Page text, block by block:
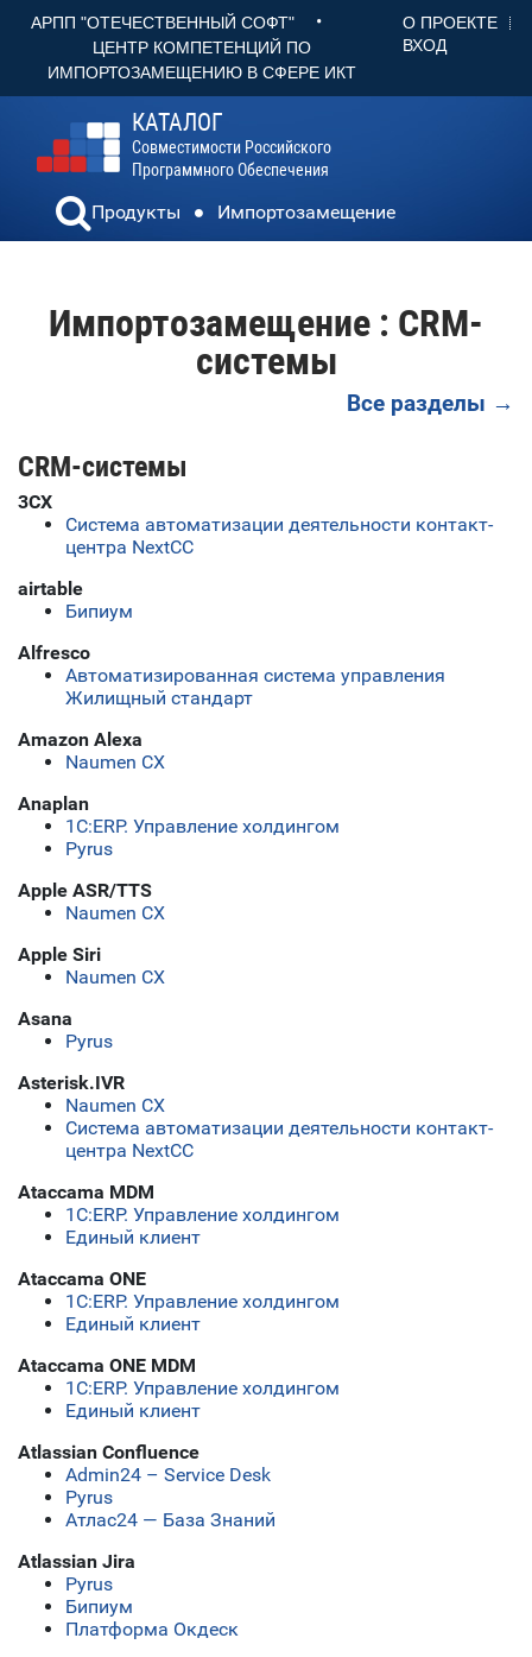
АРПП "ОТЕЧЕСТВЕННЫЙ СОФТ" •
ЦЕНТР КОМПЕТЕНЦИЙ ПО
ИМПОРТОЗАМЕЩЕНИЮ В СФЕРЕ ИКТ
О ПРОЕКТЕ
ВХОД
КАТАЛОГ
Совместимости Российского
Программного Обеспечения
Продукты Импортозамещение
Импортозамещение : CRM-
системы
Все разделы →
CRM-системы
3CX
Система автоматизации деятельности контакт-
центра NextCC
airtable
Бипиум
Alfresco
Автоматизированная система управления
Жилищный стандарт
Amazon Alexa
Naumen CX
Anaplan
1С:ERP. Управление холдингом
Pyrus
Apple ASR/TTS
Naumen CX
Apple Siri
Naumen CX
Asana
Pyrus
Asterisk.IVR
Naumen CX
Система автоматизации деятельности контакт-
центра NextCC
Ataccama MDM
1С:ERP. Управление холдингом
Единый клиент
Ataccama ONE
1С:ERP. Управление холдингом
Единый клиент
Ataccama ONE MDM
1С:ERP. Управление холдингом
Единый клиент
Atlassian Confluence
Admin24 – Service Desk
Pyrus
Атлас24 — База Знаний
Atlassian Jira
Pyrus
Бипиум
Платформа Окдеск